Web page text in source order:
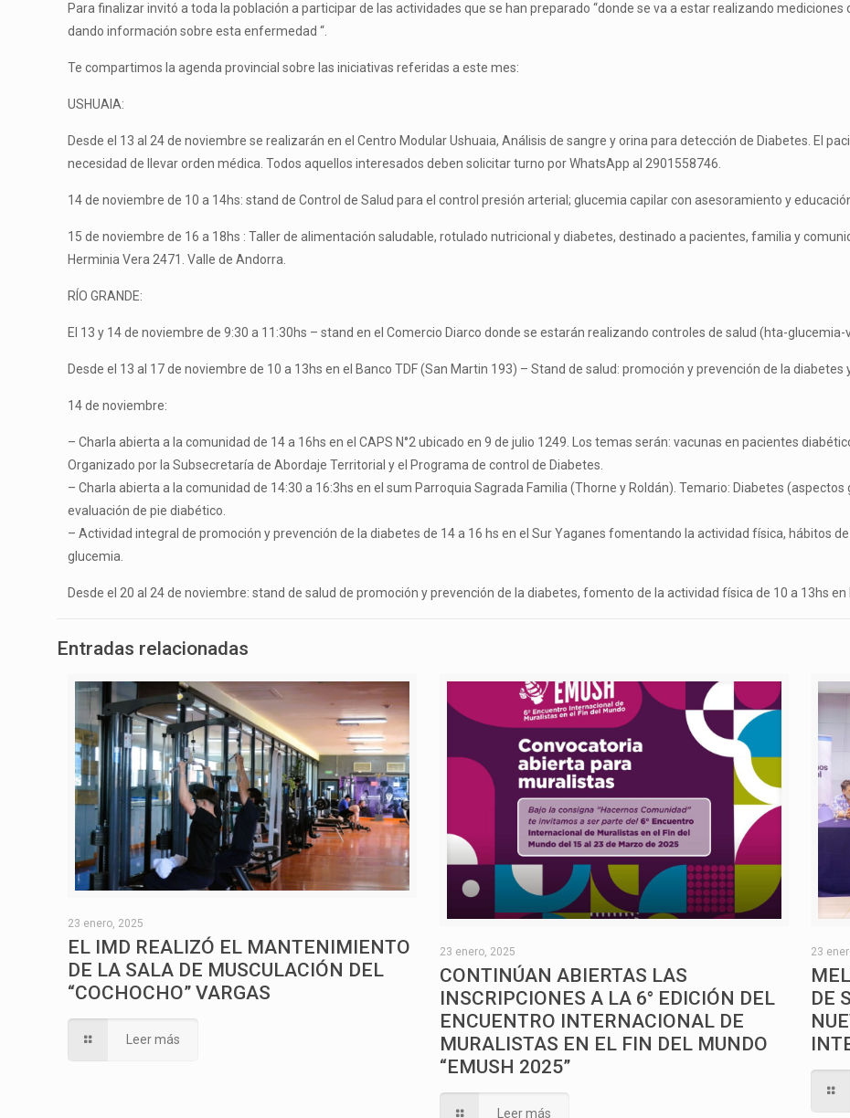
Para finalizar invitó a toda la población a participar de las actividades que se han preparado “donde se va a estar realizando
dando información sobre esta enfermedad “.
Te compartimos la agenda provincial sobre las iniciativas referidas a este mes:
USHUAIA:
Desde el 13 al 24 de noviembre se realizarán en el Centro Modular Ushuaia, Análisis de sangre y orina para detección de Diabetes. El
necesidad de llevar orden médica. Todos aquellos interesados deben solicitar turno por WhatsApp al 2901558746.
14 de noviembre de 10 a 14hs: stand de Control de Salud para el control presión arterial; glucemia capilar con asesoramiento y
15 de noviembre de 16 a 18hs : Taller de alimentación saludable, rotulado nutricional y diabetes, destinado a pacientes, familia y
Herminia Vera 2471. Valle de Andorra.
RÍO GRANDE:
El 13 y 14 de noviembre de 9:30 a 11:30hs – stand en el Comercio Diarco donde se estarán realizando controles de salud (hta-
Desde el 13 al 17 de noviembre de 10 a 13hs en el Banco TDF (San Martin 193) – Stand de salud: promoción y prevención de la
14 de noviembre:
– Charla abierta a la comunidad de 14 a 16hs en el CAPS N°2 ubicado en 9 de julio 1249. Los temas serán: vacunas en pacientes
Organizado por la Subsecretaría de Abordaje Territorial y el Programa de control de Diabetes.
– Charla abierta a la comunidad de 14:30 a 16:3hs en el sum Parroquia Sagrada Familia (Thorne y Roldán). Temario: Diabetes
evaluación de pie diabético.
– Actividad integral de promoción y prevención de la diabetes de 14 a 16 hs en el Sur Yaganes fomentando la actividad física, hábitos
glucemia.
Desde el 20 al 24 de noviembre: stand de salud de promoción y prevención de la diabetes, fomento de la actividad física de 10 a 13hs en
Entradas relacionadas
23 enero, 2025
EL IMD REALIZÓ EL MANTENIMIENTO
DE LA SALA DE MUSCULACIÓN DEL
“COCHOCHO” VARGAS
Leer más
23 enero, 2025
CONTINÚAN ABIERTAS LAS
INSCRIPCIONES A LA 6° EDICIÓN DEL
ENCUENTRO INTERNACIONAL DE
MURALISTAS EN EL FIN DEL MUNDO
“EMUSH 2025”
Leer más
23
DE